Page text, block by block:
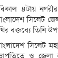
৪টায়
সিলেট
বক্তব্যে তিনি
সিলেট